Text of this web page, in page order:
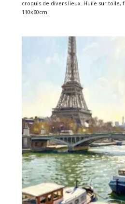
croquis de divers lieux. Huile sur toile,
110x60cm.